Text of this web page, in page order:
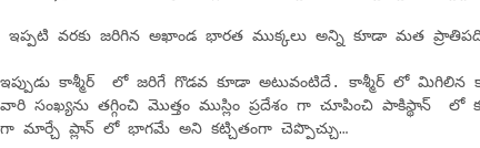
ఇప్పటి వరకు జరిగిన అఖాండ భారత ముక్కలు అన్ని కూడా మత
ఇప్పుడు కాశ్మీర్ లో జరిగే గొడవ కూడా అటువంటిదే. కాశ్మీర్ లో మిగిలిన
వారి సంఖ్యను తగ్గించి మొత్తం ముస్లిం ప్రదేశం గా చూపించి పాకిస్థాన్ లో
గా మార్చే ప్లాన్ లో భాగమే అని కట్చితంగా చెప్పొచ్చు…